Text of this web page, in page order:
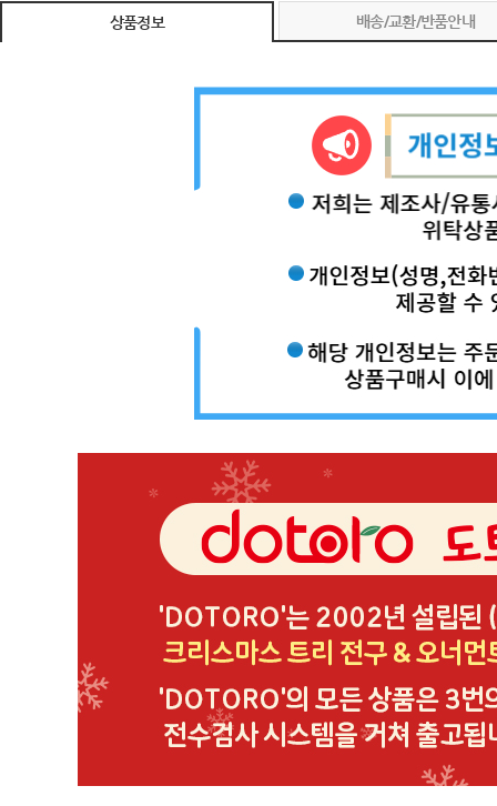
상품정보 배송/교환/반품안내